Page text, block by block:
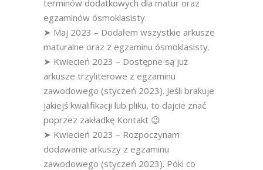
terminów dodatkowych dla matur oraz
egzaminów ósmoklasisty.
➤ Maj 2023 – Dodałem wszystkie arkusze
maturalne oraz z egzaminu ósmoklasisty.
➤ Kwiecień 2023 – Dostępne są już
arkusze trzyliterowe z egzaminu
zawodowego (styczeń 2023). Jeśli brakuje
jakiejś kwalifikacji lub pliku, to dajcie znać
poprzez zakładkę Kontakt 😉
➤ Kwiecień 2023 – Rozpoczynam
dodawanie arkuszy z egzaminu
zawodowego (styczeń 2023). Póki co